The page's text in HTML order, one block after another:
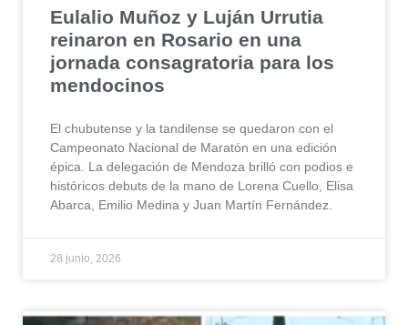
Eulalio Muñoz y Luján Urrutia
reinaron en Rosario en una
jornada consagratoria para los
mendocinos
El chubutense y la tandilense se quedaron con el
Campeonato Nacional de Maratón en una edición
épica. La delegación de Mendoza brilló con podios e
históricos debuts de la mano de Lorena Cuello, Elisa
Abarca, Emilio Medina y Juan Martín Fernández.
28 junio, 2026